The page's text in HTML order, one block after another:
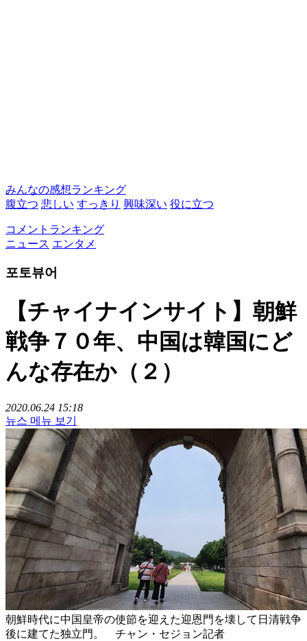
みんなの感想ランキング
腹立つ 悲しい すっきり 興味深い 役に立つ
コメントランキング
ニュース エンタメ
포토뷰어
【チャイナインサイト】朝鮮
戦争７０年、中国は韓国にど
んな存在か（２）
2020.06.24 15:18
뉴스 메뉴 보기
朝鮮時代に中国皇帝の使節を迎えた迎恩門を壊して日清戦争
後に建てた独立門。 チャン・セジョン記者